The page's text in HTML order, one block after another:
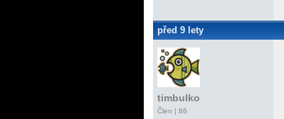
před 9 lety
timbulko
Člen | 86